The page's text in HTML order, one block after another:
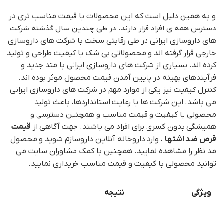
و به همین دلیل است که این محصولات با قیمت مناسب تری در
دسترس همه ی افراد قرار دارند. در طی چندین سال گذشته شرکت
های داروسازی ایرانی در طی رقابتی سخت با شرکت های داروسازی
خارجی قرار گرفته اند و محصولاتی بی شک با کیفیت طراحی و تولید
کرده اند. بسیاری از شرکت های داروسازی ایرانی با متد جدید و
فرآیندهای بهینه در پایین آمدن قیمت محصول موثر بوده اند.
کنترل کیفیت نیز یکی از موارد مهم در شرکت های داروسازی ایرانی
می باشد. این شرکت ها با رعایت استانداردها، باعث تولید
محصولی با کیفیت و قیمت مناسب و همچنین دسترسی و
همیشگی بدون کسری برای افراد می باشند. جهت آگاهی از قیمت
قرص ضد اشتها ، وارد داروخانه آنلاین داروسازم شوید و محصول
مد نظر را مشاهده نمایید. همچنین با کمک مشاوران سایت می
توانید محصولی با کیفیت و قیمت مناسب خریداری نمایید.
ویژگی نتیجه